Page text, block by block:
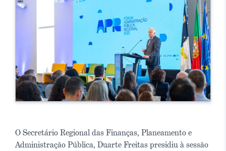
O Secretário Regional das Finanças, Planeamento e
Administração Pública, Duarte Freitas presidiu à sessão